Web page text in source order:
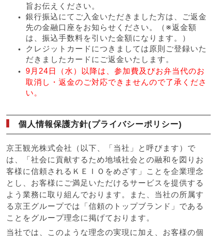
旨お伝えください。
銀行振込にてご入金いただきました方は、ご返金
先の金融口座をお知らせください。（※返金額
は、振込手数料を引いた金額になります。）
クレジットカードにつきましては原則ご登録いた
だきましたカードにご返金いたします。
9月24日（水）
以降は、参加費及びお弁当代のお
取消し・返金のご対応できませんので了承くださ
い。
個人情報保護方針(プライバシーポリシー)
京王観光株式会社（以下、「当社」と呼びます）で
は、「社会に貢献するため地域社会との融和を図りお
客様に信頼されるＫＥＩＯをめざす」ことを企業理念
とし、お客様にご満足いただけるサービスを提供する
よう業務に取り組んでおります。また、当社の所属す
る京王グループでは「信頼のトップブランド」である
ことをグループ理念に掲げております。
当社では、このような理念の実現に加え、お客様の個